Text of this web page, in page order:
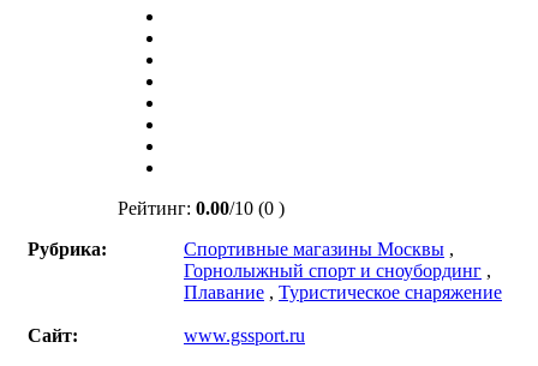
Рейтинг: 0.00/10 (0 )
Рубрика:
Спортивные магазины Москвы ,
Горнолыжный спорт и сноубординг ,
Плавание , Туристическое снаряжение
Сайт: www.gssport.ru